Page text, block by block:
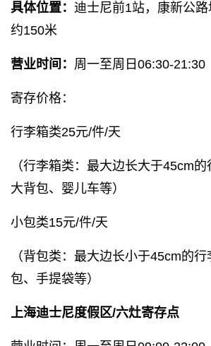
具体位置： 迪士尼前1站，康新公
约150米
营业时间： 周一至周日06:30-21:30
寄存价格：
行李箱类25元/件/天
（行李箱类：最大边长大于45cm的
大背包、婴儿车等）
小包类15元/件/天
（背包类：最大边长小于45cm的
包、手提袋等）
上海迪士尼度假区/六灶寄存点